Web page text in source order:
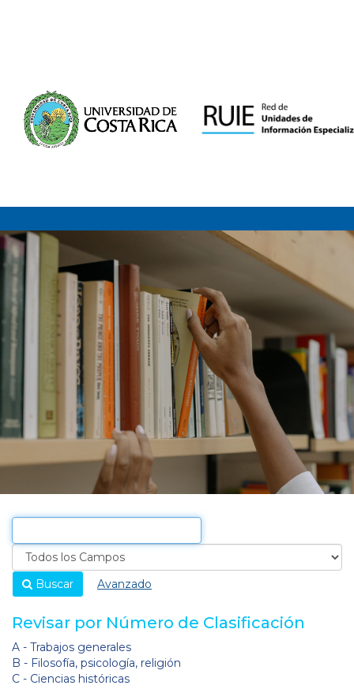
Buscar Avanzado
Revisar por Número de Clasificación
A - Trabajos generales
B - Filosofía, psicología, religión
C - Ciencias históricas